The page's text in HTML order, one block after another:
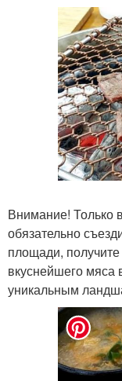
Внимание! Только
обязательно
площади, получите
вкуснейшего мяса
уникальным